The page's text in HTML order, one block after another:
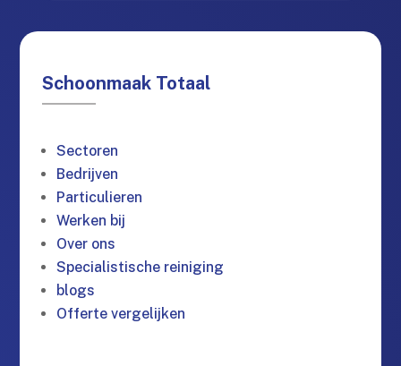
Schoonmaak Totaal
Sectoren
Bedrijven
Particulieren
Werken bij
Over ons
Specialistische reiniging
blogs
Offerte vergelijken